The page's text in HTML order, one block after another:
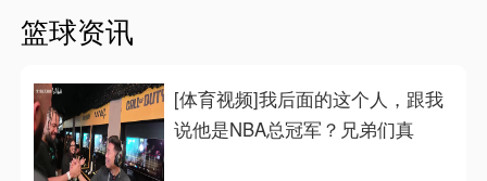
篮球资讯
[体育视频]我后面的这个人，跟我
说他是NBA总冠军？兄弟们真